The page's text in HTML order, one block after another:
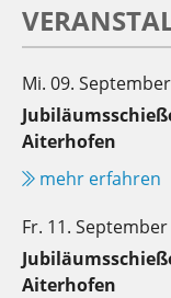
Mi. 09.
Aiterhofen
mehr erfahren
Fr. 11.
Aiterhofen